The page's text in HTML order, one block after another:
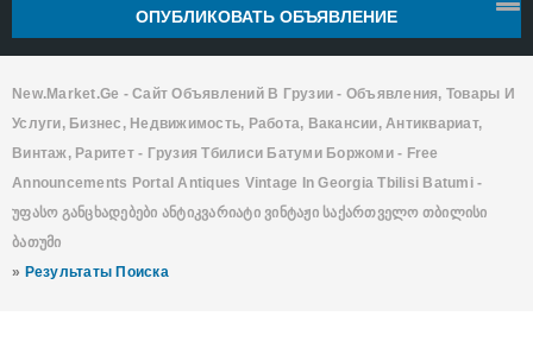
ОПУБЛИКОВАТЬ ОБЪЯВЛЕНИЕ
New.Market.Ge - Сайт Объявлений В Грузии - Объявления, Товары И
Услуги, Бизнес, Недвижимость, Работа, Вакансии, Антиквариат,
Винтаж, Раритет - Грузия Тбилиси Батуми Боржоми - Free
Announcements Portal Antiques Vintage In Georgia Tbilisi Batumi -
Უფასო Განცხადებები Ანტიკვარიატი Ვინტაჟი Საქართველო Თბილისი
Ბათუმი
» Результаты Поиска